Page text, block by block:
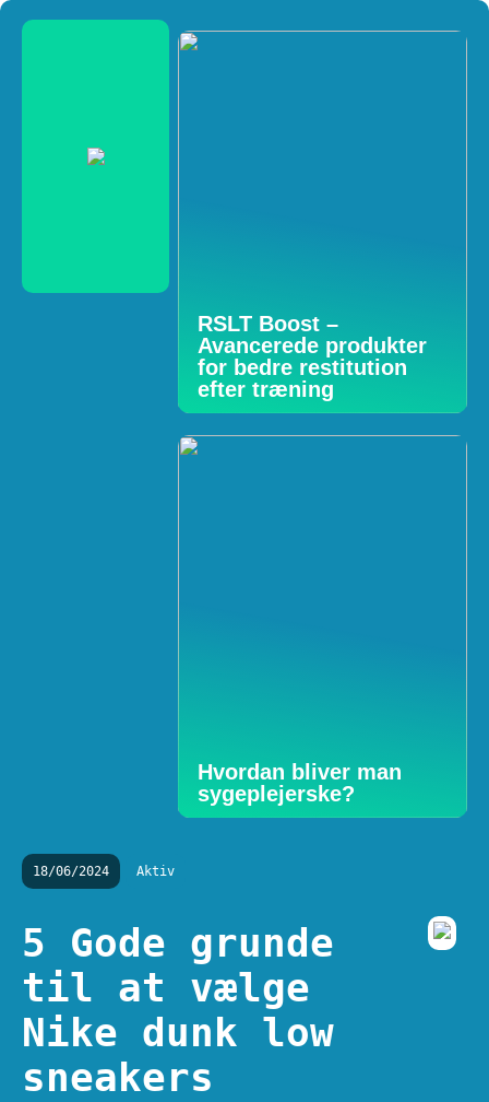
RSLT Boost –
Avancerede produkter
for bedre restitution
efter træning
Hvordan bliver man
sygeplejerske?
18/06/2024 Aktiv
5 Gode grunde
til at vælge
Nike dunk low
sneakers